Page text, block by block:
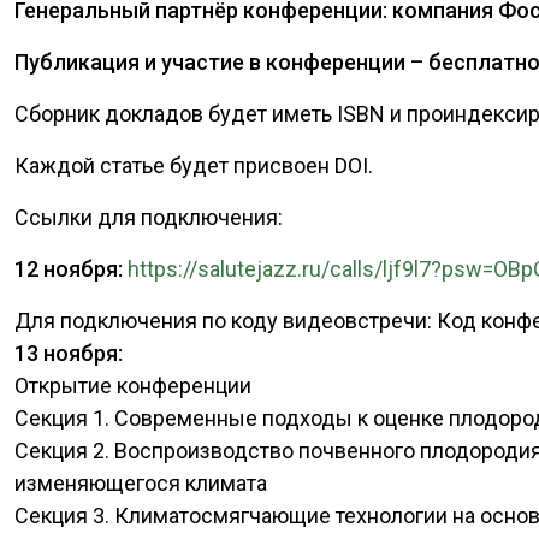
Генеральный партнёр конференции: компания
Публикация и участие в конференции –
Сборник докладов будет иметь ISBN и
Каждой статье будет присвоен DOI.
Ссылки для подключения:
12 ноября: https://salutejazz.ru/calls/
Для подключения по коду видеовстречи: Код
13 ноября:
Открытие конференции
Секция 1. Современные подходы к оценке
Секция 2. Воспроизводство почвенного
изменяющегося климата
Секция 3. Климатосмягчающие технологии на